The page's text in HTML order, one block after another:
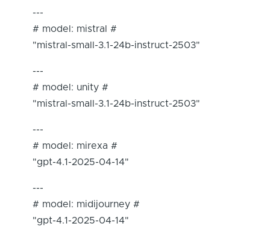
---
# model: mistral #
"mistral-small-3.1-24b-instruct-2503"
---
# model: unity #
"mistral-small-3.1-24b-instruct-2503"
---
# model: mirexa #
"gpt-4.1-2025-04-14"
---
# model: midijourney #
"gpt-4.1-2025-04-14"